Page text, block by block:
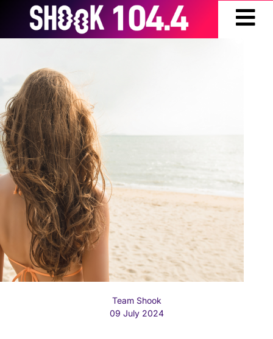
Team Shook
09 July 2024